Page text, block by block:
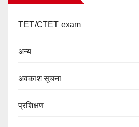
TET/CTET exam
अन्य
अवकाश सूचना
प्रशिक्षण